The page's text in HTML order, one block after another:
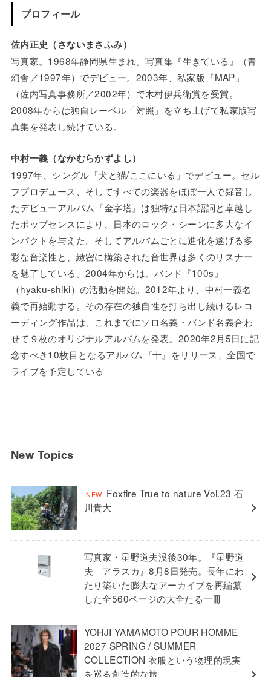
プロフィール
佐内正史（さないまさふみ）
写真家。1968年静岡県生まれ。写真集『生きている』（青
幻舎／1997年）でデビュー。2003年、私家版『MAP』
（佐内写真事務所／2002年）で木村伊兵衛賞を受賞。
2008年からは独自レーベル「対照」を立ち上げて私家版写
真集を発表し続けている。
中村一義（なかむらかずよし）
1997年、シングル「犬と猫/ここにいる」でデビュー。セル
フプロデュース、そしてすべての楽器をほぼ一人で録音し
たデビューアルバム『金字塔』は独特な日本語詞と卓越し
たポップセンスにより、日本のロック・シーンに多大なイ
ンパクトを与えた。そしてアルバムごとに進化を遂げる多
彩な音楽性と、緻密に構築された音世界は多くのリスナー
を魅了している。2004年からは、バンド『100s』
（hyaku-shiki）の活動を開始。2012年より、中村一義名
義で再始動する。その存在の独自性を打ち出し続けるレコ
ーディング作品は、これまでにソロ名義・バンド名義合わ
せて９枚のオリジナルアルバムを発表。2020年2月5日に記
念すべき10枚目となるアルバム『十』をリリース、全国で
ライブを予定している
New Topics
Foxfire True to nature Vol.23 石
川貴大
写真家・星野道夫没後30年。『星野道
夫 アラスカ』8月8日発売。長年にわ
たり築いた膨大なアーカイブを再編纂
した全560ページの大全たる一冊
YOHJI YAMAMOTO POUR HOMME
2027 SPRING / SUMMER
COLLECTION 衣服という物理的現実
を巡る創造的な旅